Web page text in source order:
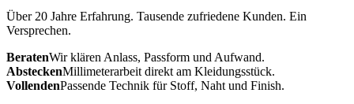
Über 20 Jahre Erfahrung. Tausende zufriedene Kunden. Ein
Versprechen.
BeratenWir klären Anlass, Passform und Aufwand.
AbsteckenMillimeterarbeit direkt am Kleidungsstück.
VollendenPassende Technik für Stoff, Naht und Finish.